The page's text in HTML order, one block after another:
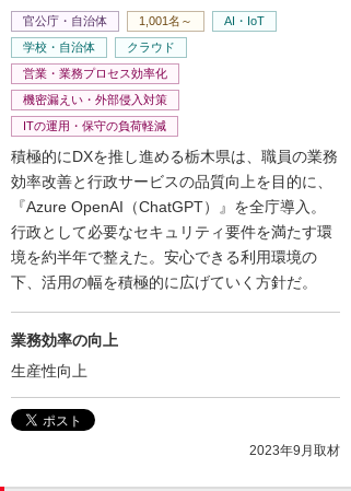
官公庁・自治体 1,001名～
AI・IoT
学校・自治体
クラウド
営業・業務プロセス効率化
機密漏えい・外部侵入対策
ITの運用・保守の負荷軽減
積極的にDXを推し進める栃木県は、職員の業務
効率改善と行政サービスの品質向上を目的に、
『Azure OpenAI（ChatGPT）』を全庁導入。
行政として必要なセキュリティ要件を満たす環
境を約半年で整えた。安心できる利用環境の
下、活用の幅を積極的に広げていく方針だ。
業務効率の向上
生産性向上
2023年9月取材